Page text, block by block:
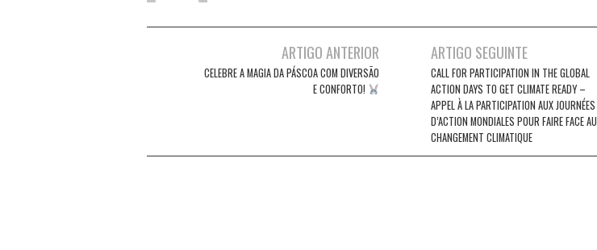
navigation
ARTIGO ANTERIOR
CELEBRE A MAGIA DA PÁSCOA COM DIVERSÃO
E CONFORTO!
ARTIGO SEGUINTE
CALL FOR PARTICIPATION IN THE GLOBAL
ACTION DAYS TO GET CLIMATE READY –
APPEL À LA PARTICIPATION AUX JOURNÉES
D’ACTION MONDIALES POUR FAIRE FACE AU
CHANGEMENT CLIMATIQUE